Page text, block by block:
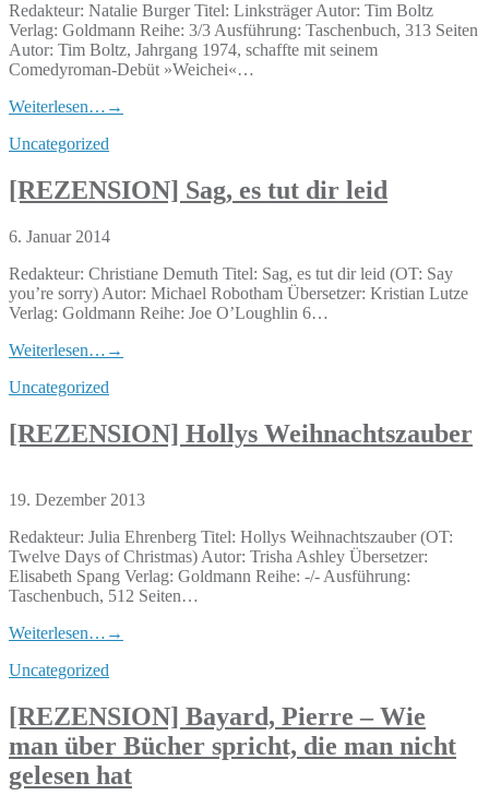
Redakteur: Natalie Burger Titel: Linksträger Autor: Tim Boltz
Verlag: Goldmann Reihe: 3/3 Ausführung: Taschenbuch, 313 Seiten
Autor: Tim Boltz, Jahrgang 1974, schaffte mit seinem
Comedyroman-Debüt »Weichei«…
Weiterlesen… →
Uncategorized
[REZENSION] Sag, es tut dir leid
6. Januar 2014
Redakteur: Christiane Demuth Titel: Sag, es tut dir leid (OT: Say
you’re sorry) Autor: Michael Robotham Übersetzer: Kristian Lutze
Verlag: Goldmann Reihe: Joe O’Loughlin 6…
Weiterlesen… →
Uncategorized
[REZENSION] Hollys Weihnachtszauber
19. Dezember 2013
Redakteur: Julia Ehrenberg Titel: Hollys Weihnachtszauber (OT:
Twelve Days of Christmas) Autor: Trisha Ashley Übersetzer:
Elisabeth Spang Verlag: Goldmann Reihe: -/- Ausführung:
Taschenbuch, 512 Seiten…
Weiterlesen… →
Uncategorized
[REZENSION] Bayard, Pierre – Wie
man über Bücher spricht, die man nicht
gelesen hat